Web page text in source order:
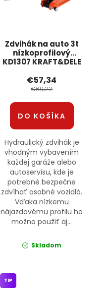
Zdvihák na auto 3t
nízkoprofilový
KD1307 KRAFT&DELE
€57,34
€69,22
DO KOŠÍKA
Hydraulický zdvihák je
vhodným vybavením
každej garáže alebo
autoservisu, kde je
potrebné bezpečne
zdvíhať osobné vozidlá.
Vďaka nízkemu
nájazdovému profilu ho
možno použiť aj...
Skladom
TIP